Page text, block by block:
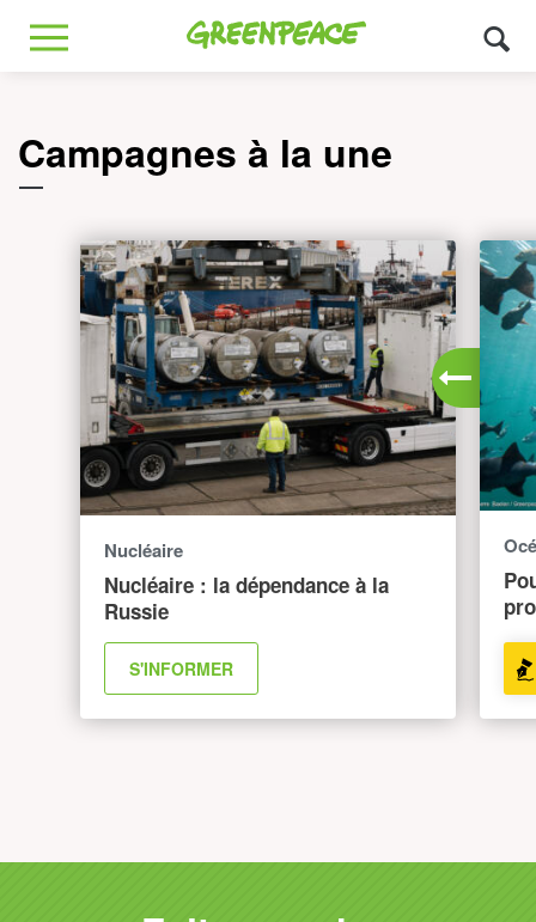
Greenpeace
MENU
Campagnes à la une
Nucléaire
Nucléaire : la dépendance à la
Russie
S'INFORMER